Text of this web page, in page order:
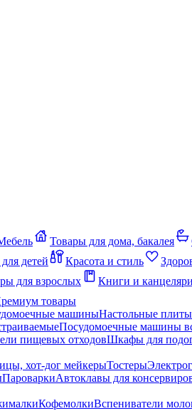
Товары для дома, бакалея
детей Красота и стиль
для взрослых Книги и
товары
машиныНастольные плиты
Посудомоечные машины
пищевых отходовШкафы для
хот-дог мейкерыТостеры
ПароваркиАвтоклавы для
КофемолкиВспениватели